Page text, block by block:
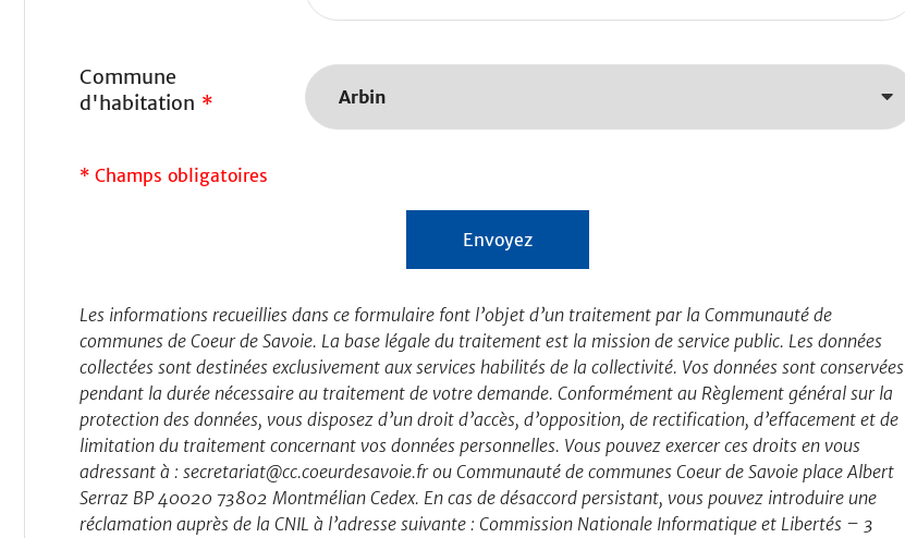
Commune
d'habitation *
* Champs obligatoires
Les informations recueillies dans ce formulaire font l’objet d’un traitement par la Communauté de
communes de Coeur de Savoie. La base légale du traitement est la mission de service public. Les données
collectées sont destinées exclusivement aux services habilités de la collectivité. Vos données sont conservées
pendant la durée nécessaire au traitement de votre demande. Conformément au Règlement général sur la
protection des données, vous disposez d’un droit d’accès, d’opposition, de rectification, d’effacement et de
limitation du traitement concernant vos données personnelles. Vous pouvez exercer ces droits en vous
adressant à : secretariat@cc.coeurdesavoie.fr ou Communauté de communes Coeur de Savoie place Albert
Serraz BP 40020 73802 Montmélian Cedex. En cas de désaccord persistant, vous pouvez introduire une
réclamation auprès de la CNIL à l’adresse suivante : Commission Nationale Informatique et Libertés – 3